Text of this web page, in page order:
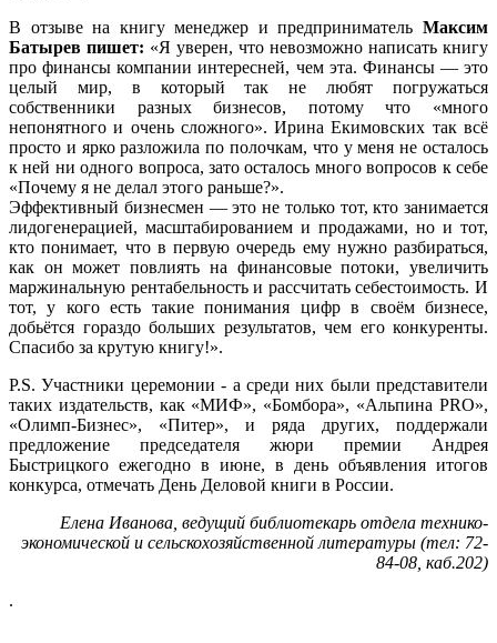
В отзыве на книгу менеджер и предприниматель Максим
Батырев пишет: «Я уверен, что невозможно написать книгу
про финансы компании интересней, чем эта. Финансы — это
целый мир, в который так не любят погружаться
собственники разных бизнесов, потому что «много
непонятного и очень сложного». Ирина Екимовских так всё
просто и ярко разложила по полочкам, что у меня не осталось
к ней ни одного вопроса, зато осталось много вопросов к себе
«Почему я не делал этого раньше?».
Эффективный бизнесмен — это не только тот, кто занимается
лидогенерацией, масштабированием и продажами, но и тот,
кто понимает, что в первую очередь ему нужно разбираться,
как он может повлиять на финансовые потоки, увеличить
маржинальную рентабельность и рассчитать себестоимость. И
тот, у кого есть такие понимания цифр в своём бизнесе,
добьётся гораздо больших результатов, чем его конкуренты.
Спасибо за крутую книгу!».
P.S. Участники церемонии - а среди них были представители
таких издательств, как «МИФ», «Бомбора», «Альпина PRO»,
«Олимп-Бизнес», «Питер», и ряда других, поддержали
предложение председателя жюри премии Андрея
Быстрицкого ежегодно в июне, в день объявления итогов
конкурса, отмечать День Деловой книги в России.
Елена Иванова, ведущий библиотекарь отдела технико-
экономической и сельскохозяйственной литературы (тел: 72-
84-08, каб.202)
.